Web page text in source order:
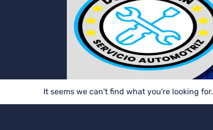
It seems we can't find what you're looking for.